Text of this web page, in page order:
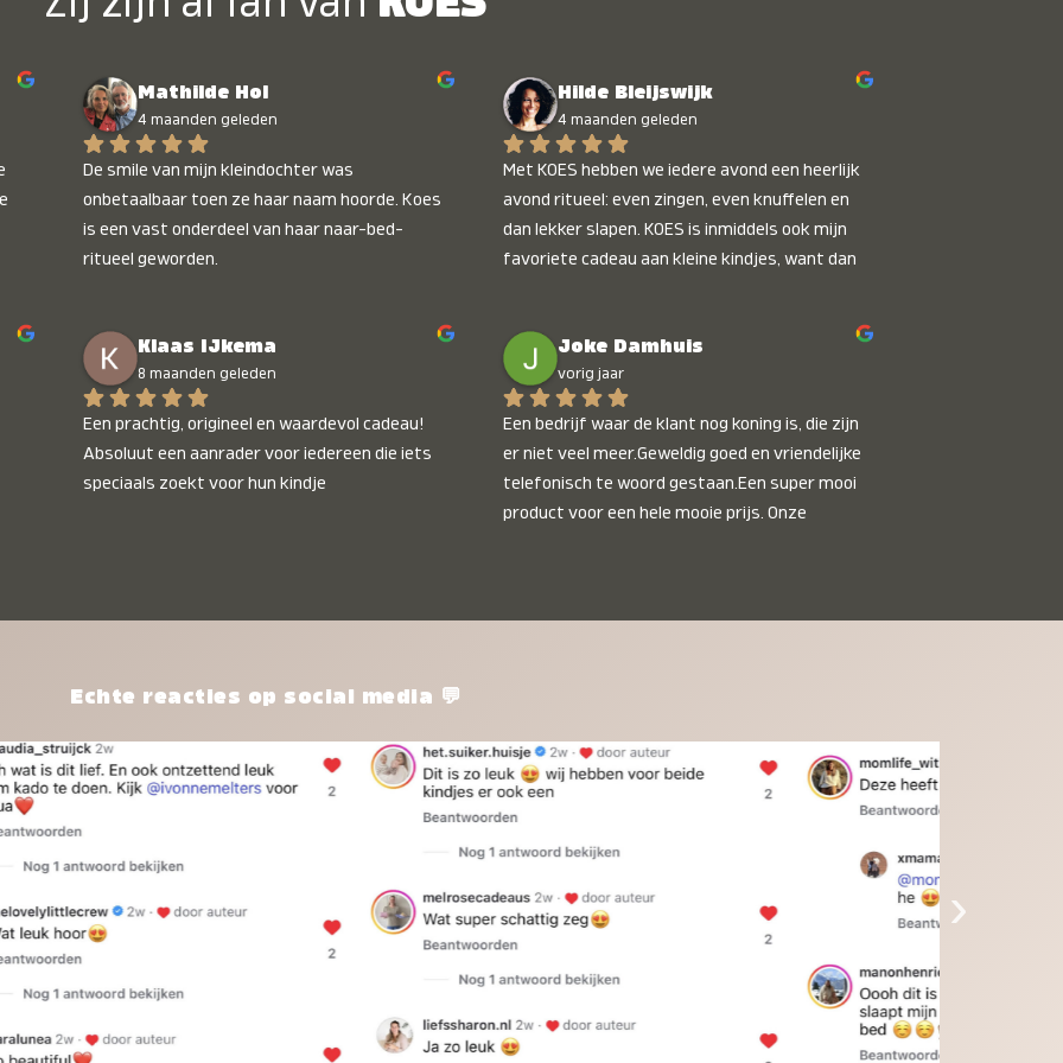
Mathilde Hol
4 maanden geleden
De smile van mijn kleindochter was
onbetaalbaar toen ze haar naam hoorde. Koes
is een vast onderdeel van haar naar-bed-
ritueel geworden.
Hilde Bleijswijk
4 maanden geleden
Met KOES hebben we iedere avond een heerlijk
avond ritueel: even zingen, even knuffelen en
dan lekker slapen. KOES is inmiddels ook mijn
favoriete cadeau aan kleine kindjes, want dan
onbetaalbaar :)
Klaas IJkema
8 maanden geleden
Een prachtig, origineel en waardevol cadeau!
Absoluut een aanrader voor iedereen die iets
speciaals zoekt voor hun kindje
Joke Damhuis
vorig jaar
Een bedrijf waar de klant nog koning is, die zijn
er niet veel meer.Geweldig goed en vriendelijke
telefonisch te woord gestaan.Een super mooi
product voor een hele mooie prijs. Onze
twijfelen gewoon doen, het is het waard.
Echte reacties op social media 💬
›